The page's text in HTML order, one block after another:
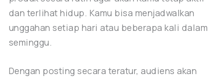
dan terlihat hidup. Kamu bisa menjadwalkan
unggahan setiap hari atau beberapa kali dalam
seminggu.
Dengan posting secara teratur, audiens akan